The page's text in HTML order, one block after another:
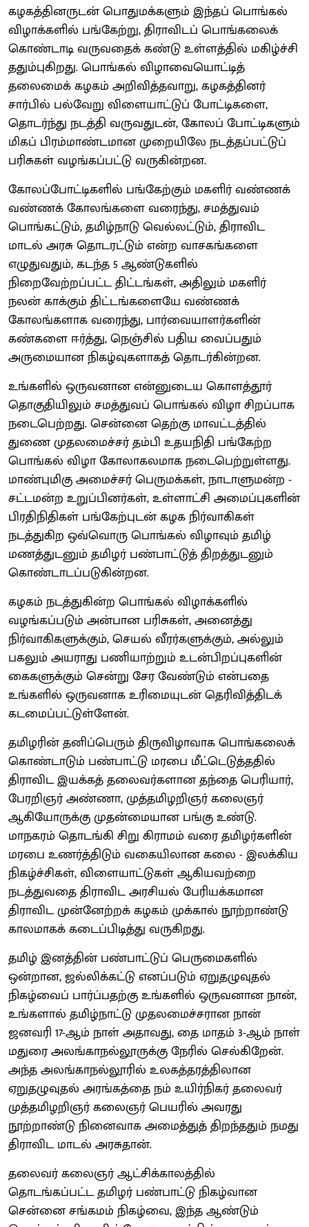
கழகத்தினருடன் பொதுமக்களும் இந்தப் பொங்கல்
விழாக்களில் பங்கேற்று, திராவிடப் பொங்கலைக்
கொண்டாடி வருவதைக் கண்டு உள்ளத்தில் மகிழ்ச்சி
ததும்புகிறது. பொங்கல் விழாவையொட்டித்
தலைமைக் கழகம் அறிவித்தவாறு, கழகத்தினர்
சார்பில் பல்வேறு விளையாட்டுப் போட்டிகளை,
தொடர்ந்து நடத்தி வருவதுடன், கோலப் போட்டிகளும்
மிகப் பிரம்மாண்டமான முறையிலே நடத்தப்பட்டுப்
பரிசுகள் வழங்கப்பட்டு வருகின்றன.
கோலப்போட்டிகளில் பங்கேற்கும் மகளிர் வண்ணக்
வண்ணக் கோலங்களை வரைந்து, சமத்துவம்
பொங்கட்டும், தமிழ்நாடு வெல்லட்டும், திராவிட
மாடல் அரசு தொடரட்டும் என்ற வாசகங்களை
எழுதுவதும், கடந்த 5 ஆண்டுகளில்
நிறைவேற்றப்பட்ட திட்டங்கள், அதிலும் மகளிர்
நலன் காக்கும் திட்டங்களையே வண்ணக்
கோலங்களாக வரைந்து, பார்வையாளர்களின்
கண்களை ஈர்த்து, நெஞ்சில் பதிய வைப்பதும்
அருமையான நிகழ்வுகளாகத் தொடர்கின்றன.
உங்களில் ஒருவனான என்னுடைய கொளத்தூர்
தொகுதியிலும் சமத்துவப் பொங்கல் விழா சிறப்பாக
நடைபெற்றது. சென்னை தெற்கு மாவட்டத்தில்
துணை முதலமைச்சர் தம்பி உதயநிதி பங்கேற்ற
பொங்கல் விழா கோலாகலமாக நடைபெற்றுள்ளது.
மாண்புமிகு அமைச்சர் பெருமக்கள், நாடாளுமன்ற -
சட்டமன்ற உறுப்பினர்கள், உள்ளாட்சி அமைப்புகளின்
பிரதிநிதிகள் பங்கேற்புடன் கழக நிர்வாகிகள்
நடத்துகிற ஒவ்வொரு பொங்கல் விழாவும் தமிழ்
மணத்துடனும் தமிழர் பண்பாட்டுத் திறத்துடனும்
கொண்டாடப்படுகின்றன.
கழகம் நடத்துகின்ற பொங்கல் விழாக்களில்
வழங்கப்படும் அன்பான பரிசுகள், அனைத்து
நிர்வாகிகளுக்கும், செயல் வீரர்களுக்கும், அல்லும்
பகலும் அயராது பணியாற்றும் உடன்பிறப்புகளின்
கைகளுக்கும் சென்று சேர வேண்டும் என்பதை
உங்களில் ஒருவனாக உரிமையுடன் தெரிவித்திடக்
கடமைப்பட்டுள்ளேன்.
தமிழரின் தனிப்பெரும் திருவிழாவாக பொங்கலைக்
கொண்டாடும் பண்பாட்டு மரபை மீட்டெடுத்ததில்
திராவிட இயக்கத் தலைவர்களான தந்தை பெரியார்,
பேரறிஞர் அண்ணா, முத்தமிழறிஞர் கலைஞர்
ஆகியோருக்கு முதன்மையான பங்கு உண்டு.
மாநகரம் தொடங்கி சிறு கிராமம் வரை தமிழர்களின்
மரபை உணர்த்திடும் வகையிலான கலை - இலக்கிய
நிகழ்ச்சிகள், விளையாட்டுகள் ஆகியவற்றை
நடத்துவதை திராவிட அரசியல் பேரியக்கமான
திராவிட முன்னேற்றக் கழகம் முக்கால் நூற்றாண்டு
காலமாகக் கடைப்பிடித்து வருகிறது.
தமிழ் இனத்தின் பண்பாட்டுப் பெருமைகளில்
ஒன்றான, ஜல்லிக்கட்டு எனப்படும் ஏறுதழுவுதல்
நிகழ்வைப் பார்ப்பதற்கு உங்களில் ஒருவனான நான்,
உங்களால் தமிழ்நாட்டு முதலமைச்சரான நான்
ஜனவரி 17-ஆம் நாள் அதாவது, தை மாதம் 3-ஆம் நாள்
மதுரை அலங்காநல்லூருக்கு நேரில் செல்கிறேன்.
அந்த அலங்காநல்லூரில் உலகத்தரத்திலான
ஏறுதழுவுதல் அரங்கத்தை நம் உயிர்நிகர் தலைவர்
முத்தமிழறிஞர் கலைஞர் பெயரில் அவரது
நூற்றாண்டு நினைவாக அமைத்துத் திறந்ததும் நமது
திராவிட மாடல் அரசுதான்.
தலைவர் கலைஞர் ஆட்சிக்காலத்தில்
தொடங்கப்பட்ட தமிழர் பண்பாட்டு நிகழ்வான
சென்னை சங்கமம் நிகழ்வை, இந்த ஆண்டும்